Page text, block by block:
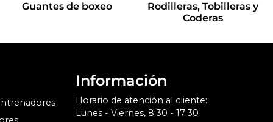
Guantes de boxeo
Rodilleras, Tobilleras y
Coderas
Información
Horario de atención al cliente:
Lunes - Viernes, 8:30 - 17:30